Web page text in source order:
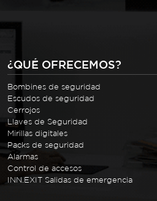
¿QUÉ OFRECEMOS?
Bombines de seguridad
Escudos de seguridad
Cerrojos
Llaves de Seguridad
Mirillas digitales
Packs de seguridad
Alarmas
Control de accesos
INN.EXIT Salidas de emergencia